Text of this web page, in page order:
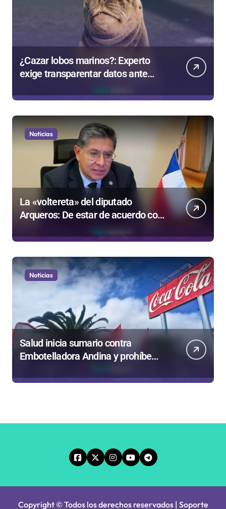
¿Cazar lobos marinos?: Experto
exige transparentar datos ante
Gobierno
Noticias
La «voltereta» del diputado
Arqueros: De estar de acuerdo con
privatizar Codelco a defender una
empresa 100% estatal
Noticias
Salud inicia sumario contra
Embotelladora Andina y prohíbe
laborales
Copyright © Todos los derechos reservados | Soporte